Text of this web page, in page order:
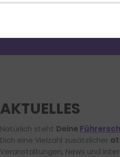
AKTUELLES
Natürlich steht Deine
Dich eine Vielzahl zusätzlicher
Veranstaltungen, News und